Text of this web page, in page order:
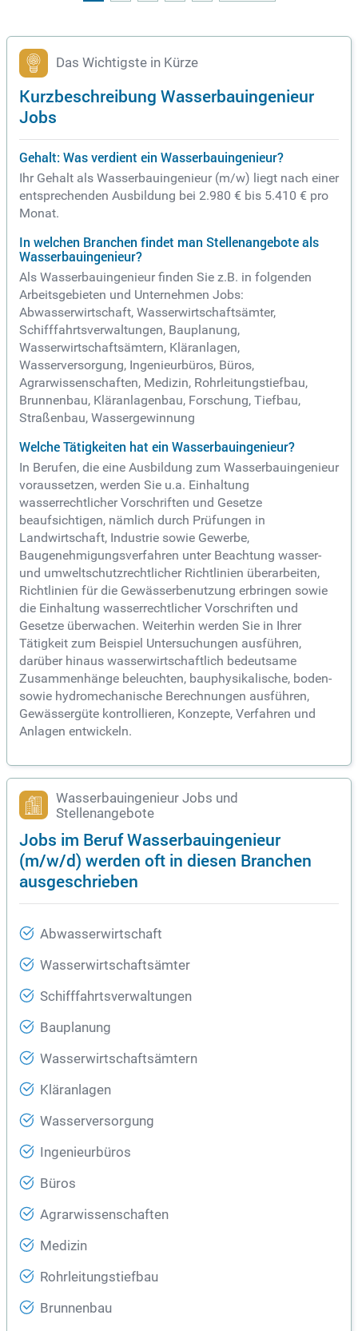
Das Wichtigste in Kürze
Kurzbeschreibung Wasserbauingenieur
Jobs
Gehalt: Was verdient ein Wasserbauingenieur?
Ihr Gehalt als Wasserbauingenieur (m/w) liegt nach einer
entsprechenden Ausbildung bei 2.980 € bis 5.410 € pro
Monat.
In welchen Branchen findet man Stellenangebote als
Wasserbauingenieur?
Als Wasserbauingenieur finden Sie z.B. in folgenden
Arbeitsgebieten und Unternehmen Jobs:
Abwasserwirtschaft, Wasserwirtschaftsämter,
Schifffahrtsverwaltungen, Bauplanung,
Wasserwirtschaftsämtern, Kläranlagen,
Wasserversorgung, Ingenieurbüros, Büros,
Agrarwissenschaften, Medizin, Rohrleitungstiefbau,
Brunnenbau, Kläranlagenbau, Forschung, Tiefbau,
Straßenbau, Wassergewinnung
Welche Tätigkeiten hat ein Wasserbauingenieur?
In Berufen, die eine Ausbildung zum Wasserbauingenieur
voraussetzen, werden Sie u.a. Einhaltung
wasserrechtlicher Vorschriften und Gesetze
beaufsichtigen, nämlich durch Prüfungen in
Landwirtschaft, Industrie sowie Gewerbe,
Baugenehmigungsverfahren unter Beachtung wasser-
und umweltschutzrechtlicher Richtlinien überarbeiten,
Richtlinien für die Gewässerbenutzung erbringen sowie
die Einhaltung wasserrechtlicher Vorschriften und
Gesetze überwachen. Weiterhin werden Sie in Ihrer
Tätigkeit zum Beispiel Untersuchungen ausführen,
darüber hinaus wasserwirtschaftlich bedeutsame
Zusammenhänge beleuchten, bauphysikalische, boden-
sowie hydromechanische Berechnungen ausführen,
Gewässergüte kontrollieren, Konzepte, Verfahren und
Anlagen entwickeln.
Wasserbauingenieur Jobs und
Stellenangebote
Jobs im Beruf Wasserbauingenieur
(m/w/d) werden oft in diesen Branchen
ausgeschrieben
Abwasserwirtschaft
Wasserwirtschaftsämter
Schifffahrtsverwaltungen
Bauplanung
Wasserwirtschaftsämtern
Kläranlagen
Wasserversorgung
Ingenieurbüros
Büros
Agrarwissenschaften
Medizin
Rohrleitungstiefbau
Brunnenbau